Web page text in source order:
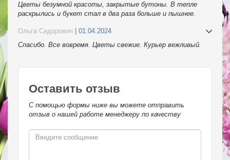
Цветы безумной красоты, закрытые бутоны. В тепле
раскрылись и букет стал в два раза больше и пышнее.
Ольга Сидорович | 01.04.2024
Спасибо. Все вовремя. Цветы свежие. Курьер вежливый.
Оставить отзыв
С помощью формы ниже вы можете отправить
отзыв о нашей работе менеджеру по качеству